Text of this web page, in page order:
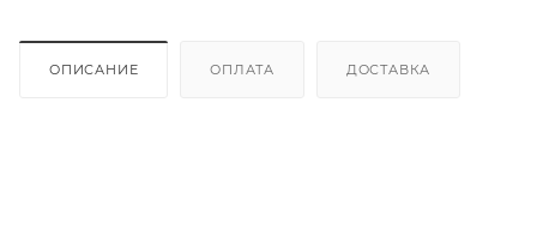
ОПИСАНИЕ ОПЛАТА ДОСТАВКА